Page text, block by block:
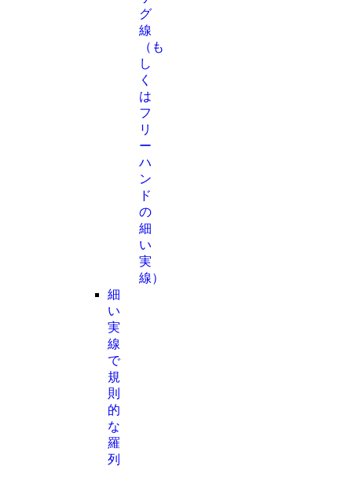
グ
線
（も
し
く
は
フ
リ
ー
ハ
ン
ド
の
細
い
実
線）
細
い
実
線
で
規
則
的
な
羅
列